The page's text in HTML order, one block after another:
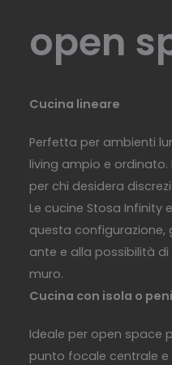
open
Cucina lineare
Perfetta per ambienti
living ampio e ordinato.
per chi desidera
Le cucine Stosa Infinity
questa configurazione,
ante e alla possibilità
muro.
Cucina con isola o
Ideale per open space
punto focale centrale e